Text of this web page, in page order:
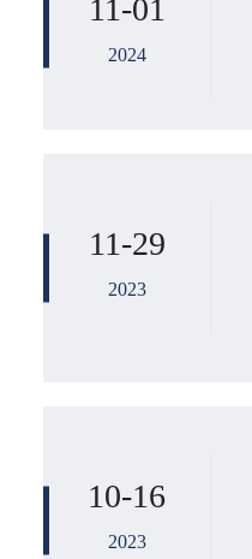
11-01
2024
11-29
2023
10-16
2023